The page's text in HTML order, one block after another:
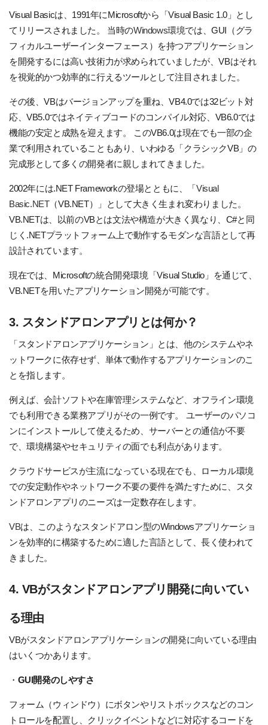
Visual Basicは、1991年にMicrosoftから「Visual Basic 1.0」とし
てリリースされました。
当時のWindows環境では、GUI（グラ
フィカルユーザーインターフェース）を持つアプリケーション
を開発するには高い技術力が求められていましたが、VBはそれ
を視覚的かつ効率的に行えるツールとして注目されました。
その後、VBはバージョンアップを重ね、VB4.0では32ビット対
応、VB5.0ではネイティブコードのコンパイル対応、VB6.0では
機能の安定と成熟を迎えます。
このVB6.0は現在でも一部の企
業で利用されていることもあり、いわゆる「クラシックVB」の
完成形として多くの開発者に親しまれてきました。
2002年には.NET Frameworkの登場とともに、「Visual
Basic.NET（VB.NET）」として大きく生まれ変わりました。
VB.NETは、以前のVBとは文法や構造が大きく異なり、C#と同
じく.NETプラットフォーム上で動作するモダンな言語として再
設計されています。
現在では、Microsoftの統合開発環境「Visual Studio」を通じて、
VB.NETを用いたアプリケーション開発が可能です。
3. スタンドアロンアプリとは何か？
「スタンドアロンアプリケーション」とは、他のシステムやネ
ットワークに依存せず、単体で動作するアプリケーションのこ
とを指します。
例えば、会計ソフトや在庫管理システムなど、オフライン環境
でも利用できる業務アプリがその一例です。
ユーザーのパソコ
ンにインストールして使えるため、サーバーとの通信が不要
で、環境構築やセキュリティの面でも利点があります。
クラウドサービスが主流になっている現在でも、ローカル環境
での安定動作やネットワーク不要の要件を満たすために、スタ
ンドアロンアプリのニーズは一定数存在します。
VBは、このようなスタンドアロン型のWindowsアプリケーショ
ンを効率的に構築するために適した言語として、長く使われて
きました。
4. VBがスタンドアロンアプリ開発に向いてい
る理由
VBがスタンドアロンアプリケーションの開発に向いている理由
はいくつかあります。
・ GUI開発のしやすさ
フォーム（ウィンドウ）にボタンやリストボックスなどのコン
トロールを配置し、クリックイベントなどに対応するコードを